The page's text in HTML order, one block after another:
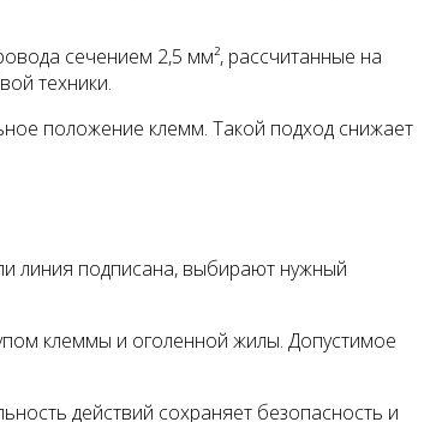
сечением 2,5 мм², рассчитанные на
техники.
положение клемм. Такой подход снижает
линия подписана, выбирают нужный
клеммы и оголенной жилы. Допустимое
действий сохраняет безопасность и